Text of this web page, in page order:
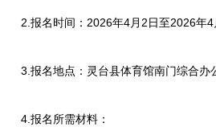
2.报名时间：2026年4月2日至2026年4
3.报名地点：灵台县体育馆南门综合办
4.报名所需材料：